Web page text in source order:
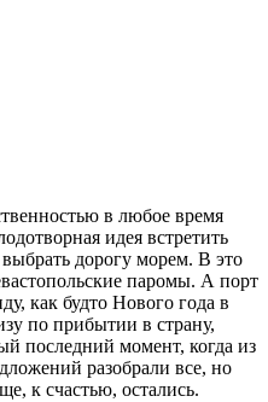
в любое время
идея встретить
дорогу морем. В это
паромы. А порт
как будто Нового года в
по прибытии в страну,
последний момент, когда из
разобрали все, но
к счастью, остались.